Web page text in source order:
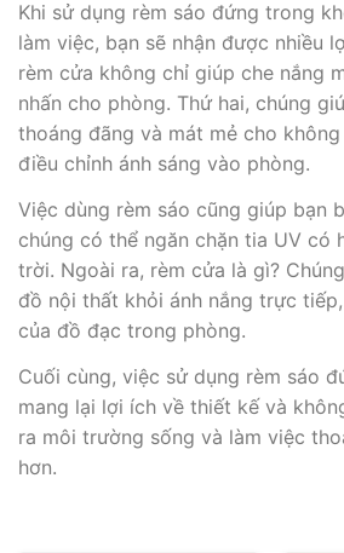
Khi sử dụng rèm sáo đứng trong
làm việc, bạn sẽ nhận được nhiều
rèm cửa không chỉ giúp che nắng
nhấn cho phòng. Thứ hai, chúng
thoáng đãng và mát mẻ cho
điều chỉnh ánh sáng vào phòng.
Việc dùng rèm sáo cũng giúp bạn
chúng có thể ngăn chặn tia UV có
trời. Ngoài ra, rèm cửa là gì?
đồ nội thất khỏi ánh nắng trực
của đồ đạc trong phòng.
Cuối cùng, việc sử dụng rèm sáo
mang lại lợi ích về thiết kế và
ra môi trường sống và làm việc
hơn.